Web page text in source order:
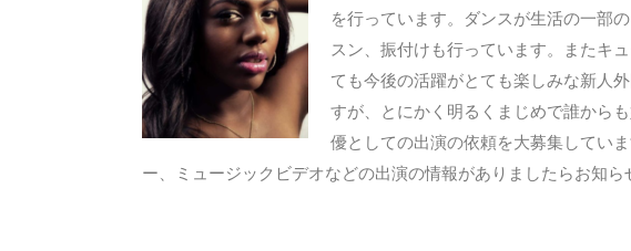
を行っています。ダンスが生活の一部
スン、振付けも行っています。またキ
ても今後の活躍がとても楽しみな新人
すが、とにかく明るくまじめで誰から
優としての出演の依頼を大募集してい
ー、ミュージックビデオなどの出演の情報がありましたらお知ら